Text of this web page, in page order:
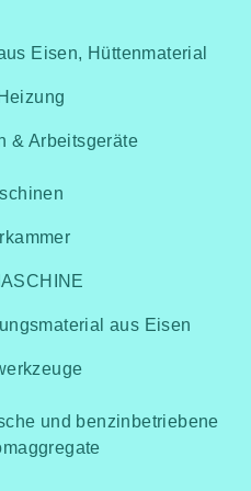
Eisen, Hüttenmaterial
& Arbeitsgeräte
aus Eisen
und benzinbetriebene